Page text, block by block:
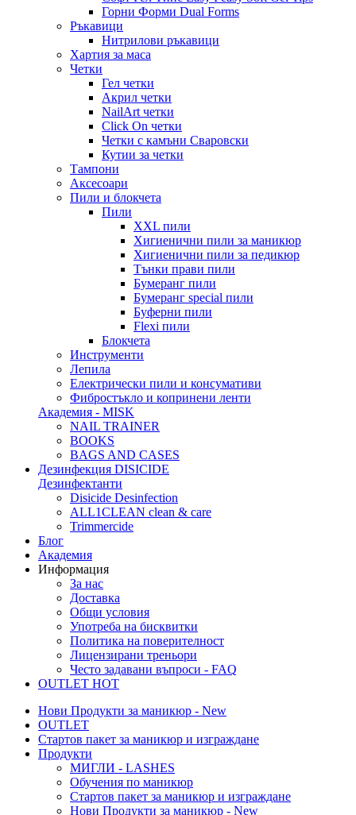
Горни Форми Dual Forms
Ръкавици
Нитрилови ръкавици
Хартия за маса
Четки
Гел четки
Акрил четки
NailArt четки
Click On четки
Четки с камъни Сваровски
Кутии за четки
Тампони
Аксесоари
Пили и блокчета
Пили
XXL пили
Хигиенични пили за маникюр
Хигиенични пили за педикюр
Тънки прави пили
Бумеранг пили
Бумеранг special пили
Буферни пили
Flexi пили
Блокчета
Инструменти
Лепила
Електрически пили и консумативи
Фибростъкло и копринени ленти
Академия - MISK
NAIL TRAINER
BOOKS
BAGS AND CASES
Дезинфекция DISICIDE
Дезинфектанти
Disicide Desinfection
ALL1CLEAN clean & care
Trimmercide
Блог
Академия
Информация
За нас
Доставка
Общи условия
Употреба на бисквитки
Политика на поверителност
Лицензирани треньори
Често задавани въпроси - FAQ
OUTLET HOT
Нови Продукти за маникюр - New
OUTLET
Стартов пакет за маникюр и изграждане
Продукти
МИГЛИ - LASHES
Обучения по маникюр
Стартов пакет за маникюр и изграждане
Нови Продукти за маникюр - New